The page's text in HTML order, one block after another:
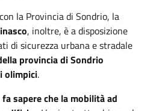
la Provincia di Sondrio, la
, inoltre, è a disposizione
di sicurezza urbana e stradale
provincia di Sondrio
olimpici.
sapere che la mobilità ad